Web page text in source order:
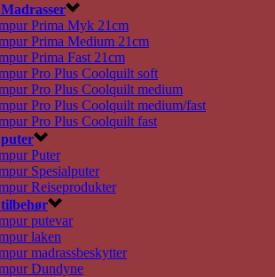
Prima Myk 21cm
Prima Medium 21cm
Prima Fast 21cm
Pro Plus Coolquilt soft
Pro Plus Coolquilt medium
Pro Plus Coolquilt medium/fast
Pro Plus Coolquilt fast
Puter
Spesialputer
Reiseprodukter
putevar
laken
madrassbeskytter
Dundyne